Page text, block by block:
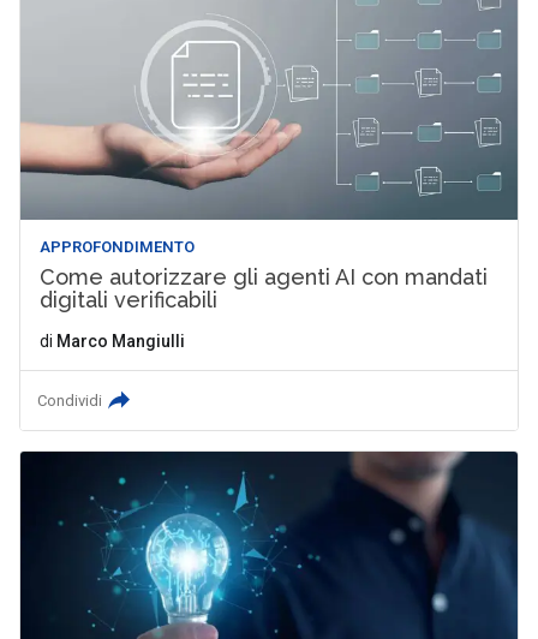
APPROFONDIMENTO
Come autorizzare gli agenti AI con mandati
digitali verificabili
di Marco Mangiulli
Condividi